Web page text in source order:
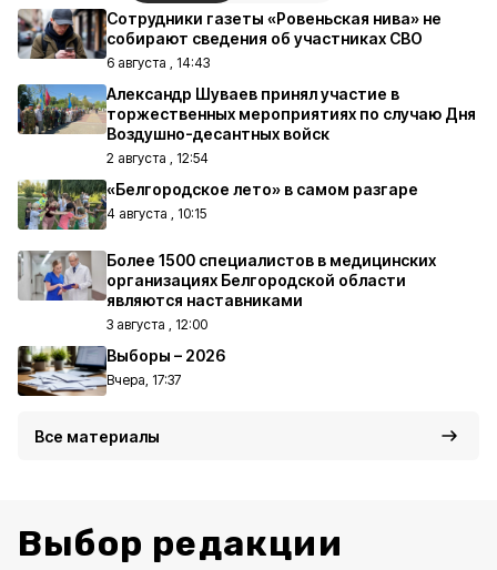
Сотрудники газеты «Ровеньская нива» не
собирают сведения об участниках СВО
6 августа , 14:43
Александр Шуваев принял участие в
торжественных мероприятиях по случаю Дня
Воздушно-десантных войск
2 августа , 12:54
«Белгородское лето» в самом разгаре
4 августа , 10:15
Более 1500 специалистов в медицинских
организациях Белгородской области
являются наставниками
3 августа , 12:00
Выборы – 2026
Вчера, 17:37
Все материалы
Выбор редакции